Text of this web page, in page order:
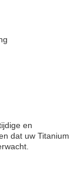
en
dat uw Titanium